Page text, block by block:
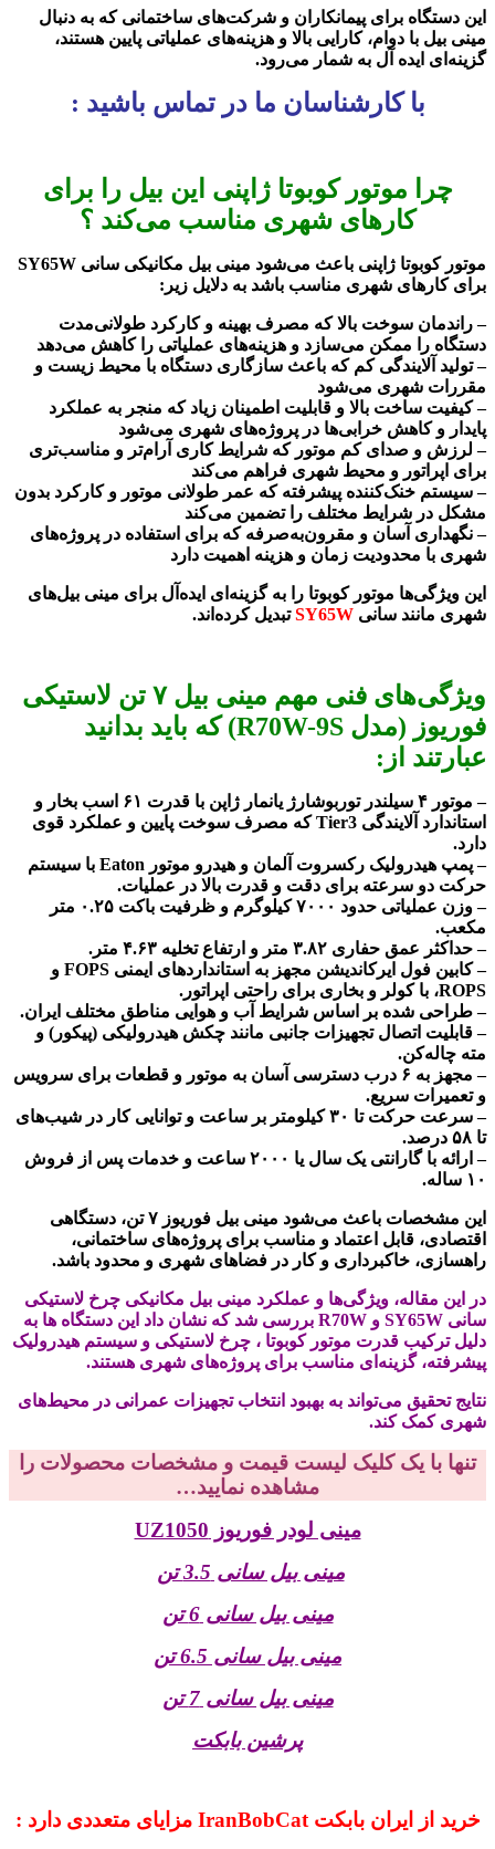
این دستگاه برای پیمانکاران و شرکت‌های ساختمانی که به دنبال
مینی بیل با دوام، کارایی بالا و هزینه‌های عملیاتی پایین هستند،
گزینه‌ای ایده‌ آل به شمار می‌رود.
با کارشناسان ما در تماس باشید :
چرا موتور کوبوتا ژاپنی این بیل را برای
کارهای شهری مناسب می‌کند ؟
موتور کوبوتا ژاپنی باعث می‌شود مینی بیل مکانیکی سانی SY65W
برای کارهای شهری مناسب باشد به دلایل زیر:
– راندمان سوخت بالا که مصرف بهینه و کارکرد طولانی‌مدت
دستگاه را ممکن می‌سازد و هزینه‌های عملیاتی را کاهش می‌دهد
– تولید آلایندگی کم که باعث سازگاری دستگاه با محیط زیست و
مقررات شهری می‌شود
– کیفیت ساخت بالا و قابلیت اطمینان زیاد که منجر به عملکرد
پایدار و کاهش خرابی‌ها در پروژه‌های شهری می‌شود
– لرزش و صدای کم موتور که شرایط کاری آرام‌تر و مناسب‌تری
برای اپراتور و محیط شهری فراهم می‌کند
– سیستم خنک‌کننده پیشرفته که عمر طولانی موتور و کارکرد بدون
مشکل در شرایط مختلف را تضمین می‌کند
– نگهداری آسان و مقرون‌به‌صرفه که برای استفاده در پروژه‌های
شهری با محدودیت زمان و هزینه اهمیت دارد
این ویژگی‌ها موتور کوبوتا را به گزینه‌ای ایده‌آل برای مینی بیل‌های
شهری مانند سانی SY65Wتبدیل کرده‌اند.
ویژگی‌های فنی مهم مینی بیل ۷ تن لاستیکی
فوریوز (مدل R70W-9S) که باید بدانید
عبارتند از:
– موتور ۴ سیلندر توربوشارژ یانمار ژاپن با قدرت ۶۱ اسب بخار و
استاندارد آلایندگی Tier3 که مصرف سوخت پایین و عملکرد قوی
دارد.
– پمپ هیدرولیک رکسروت آلمان و هیدرو موتور Eaton با سیستم
حرکت دو سرعته برای دقت و قدرت بالا در عملیات.
– وزن عملیاتی حدود ۷۰۰۰ کیلوگرم و ظرفیت باکت ۰.۲۵ متر
مکعب.
– حداکثر عمق حفاری ۳.۸۲ متر و ارتفاع تخلیه ۴.۶۳ متر.
– کابین فول ایرکاندیشن مجهز به استانداردهای ایمنی FOPS و
ROPS، با کولر و بخاری برای راحتی اپراتور.
– طراحی شده بر اساس شرایط آب و هوایی مناطق مختلف ایران.
– قابلیت اتصال تجهیزات جانبی مانند چکش هیدرولیکی (پیکور) و
مته چاله‌کن.
– مجهز به ۶ درب دسترسی آسان به موتور و قطعات برای سرویس
و تعمیرات سریع.
– سرعت حرکت تا ۳۰ کیلومتر بر ساعت و توانایی کار در شیب‌های
تا ۵۸ درصد.
– ارائه با گارانتی یک سال یا ۲۰۰۰ ساعت و خدمات پس از فروش
۱۰ ساله.
این مشخصات باعث می‌شود مینی بیل فوریوز ۷ تن، دستگاهی
اقتصادی، قابل اعتماد و مناسب برای پروژه‌های ساختمانی،
راهسازی، خاکبرداری و کار در فضاهای شهری و محدود باشد.
در این مقاله، ویژگی‌ها و عملکرد مینی بیل مکانیکی چرخ لاستیکی
سانی SY65W و R70W بررسی شد که نشان داد این دستگاه ها به
دلیل ترکیب قدرت موتور کوبوتا ، چرخ لاستیکی و سیستم هیدرولیک
پیشرفته، گزینه‌ای مناسب برای پروژه‌های شهری هستند.
نتایج تحقیق می‌تواند به بهبود انتخاب تجهیزات عمرانی در محیط‌های
شهری کمک کند.
تنها با یک کلیک لیست قیمت و مشخصات محصولات را
مشاهده نمایید…
مینی لودر فوریوز UZ1050
مینی بیل سانی 3.5 تن
مینی بیل سانی 6 تن
مینی بیل سانی 6.5 تن
مینی بیل سانی 7 تن
پرشین بابکت
خرید از ایران بابکت IranBobCat مزایای متعددی دارد :